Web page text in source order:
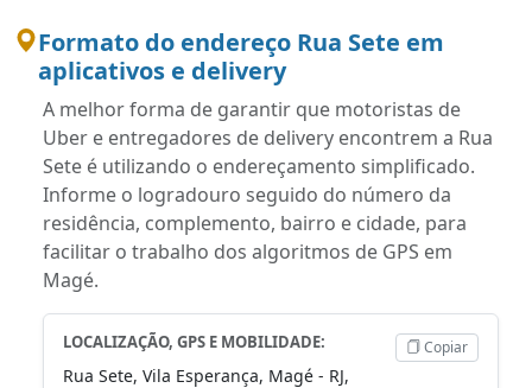
Formato do endereço Rua Sete em
aplicativos e delivery
A melhor forma de garantir que motoristas de
Uber e entregadores de delivery encontrem a Rua
Sete é utilizando o endereçamento simplificado.
Informe o logradouro seguido do número da
residência, complemento, bairro e cidade, para
facilitar o trabalho dos algoritmos de GPS em
Magé.
LOCALIZAÇÃO, GPS E MOBILIDADE:
Rua Sete, Vila Esperança, Magé - RJ,
Copiar